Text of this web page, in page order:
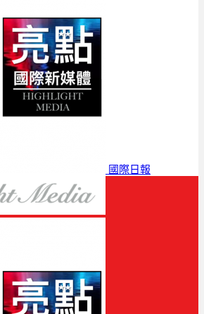
國際日報